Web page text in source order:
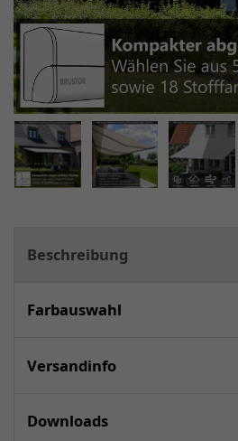
Beschreibung
Farbauswahl
Versandinfo
Downloads